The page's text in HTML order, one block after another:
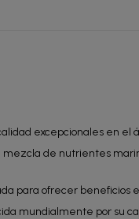
excepcionales en
de nutrientes
para ofrecer beneficios
mundialmente por su